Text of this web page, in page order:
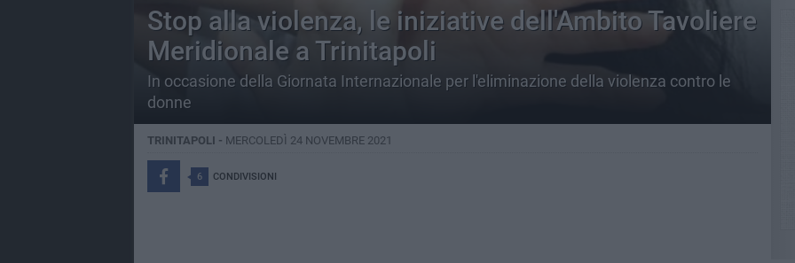
Stop alla violenza, le iniziative dell'Ambito Tavoliere
Meridionale a Trinitapoli
In occasione della Giornata Internazionale per l'eliminazione della violenza contro le
donne
TRINITAPOLI - MERCOLEDÌ 24 NOVEMBRE 2021
6 CONDIVISIONI